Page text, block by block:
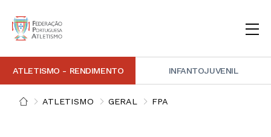
ATLETISMO - RENDIMENTO INFANTOJUVENIL
INSTITUCIONAL
DOCUMENTAÇÃO
ARBITRAGEM
DECISÕES DISCIPLINARES
CONTACTOS
ATLETISMO GERAL FPA